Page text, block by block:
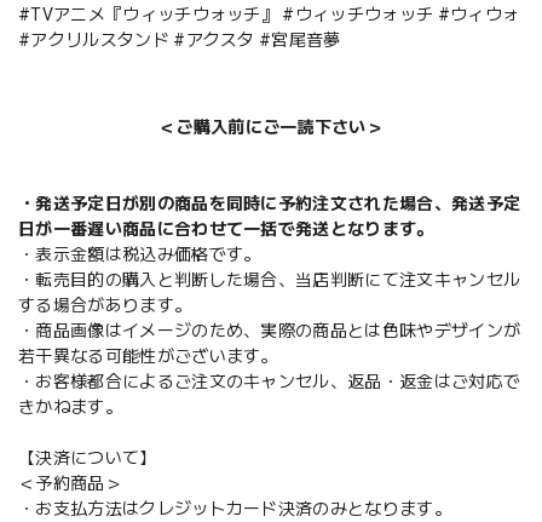
#TVアニメ『ウィッチウォッチ』 #ウィッチウォッチ #ウィウォ
#アクリルスタンド #アクスタ #宮尾音夢
＜ご購入前にご一読下さい＞
・発送予定日が別の商品を同時に予約注文された場合、発送予定
日が一番遅い商品に合わせて一括で発送となります。
・表示金額は税込み価格です。
・転売目的の購入と判断した場合、当店判断にて注文キャンセル
する場合があります。
・商品画像はイメージのため、実際の商品とは色味やデザインが
若干異なる可能性がございます。
・お客様都合によるご注文のキャンセル、返品・返金はご対応で
きかねます。
【決済について】
＜予約商品＞
・お支払方法はクレジットカード決済のみとなります。